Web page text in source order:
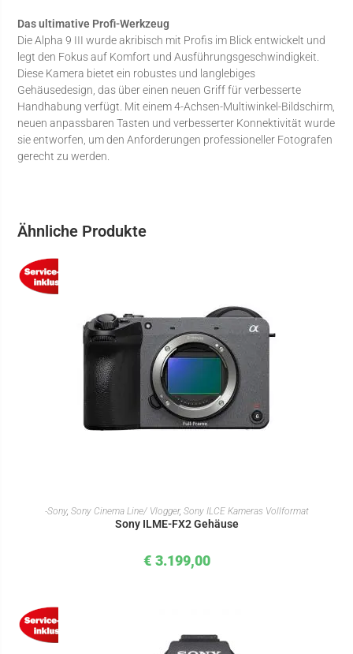
Das ultimative Profi-Werkzeug
Die Alpha 9 III wurde akribisch mit Profis im Blick entwickelt und
legt den Fokus auf Komfort und Ausführungsgeschwindigkeit.
Diese Kamera bietet ein robustes und langlebiges
Gehäusedesign, das über einen neuen Griff für verbesserte
Handhabung verfügt. Mit einem 4-Achsen-Multiwinkel-Bildschirm,
neuen anpassbaren Tasten und verbesserter Konnektivität wurde
sie entworfen, um den Anforderungen professioneller Fotografen
gerecht zu werden.
Ähnliche Produkte
IN DEN WARENKORB
-Sony, Sony Cinema Line/ Vlogger, Sony ILCE Kameras Vollformat
Sony ILME-FX2 Gehäuse
€ 3.199,00